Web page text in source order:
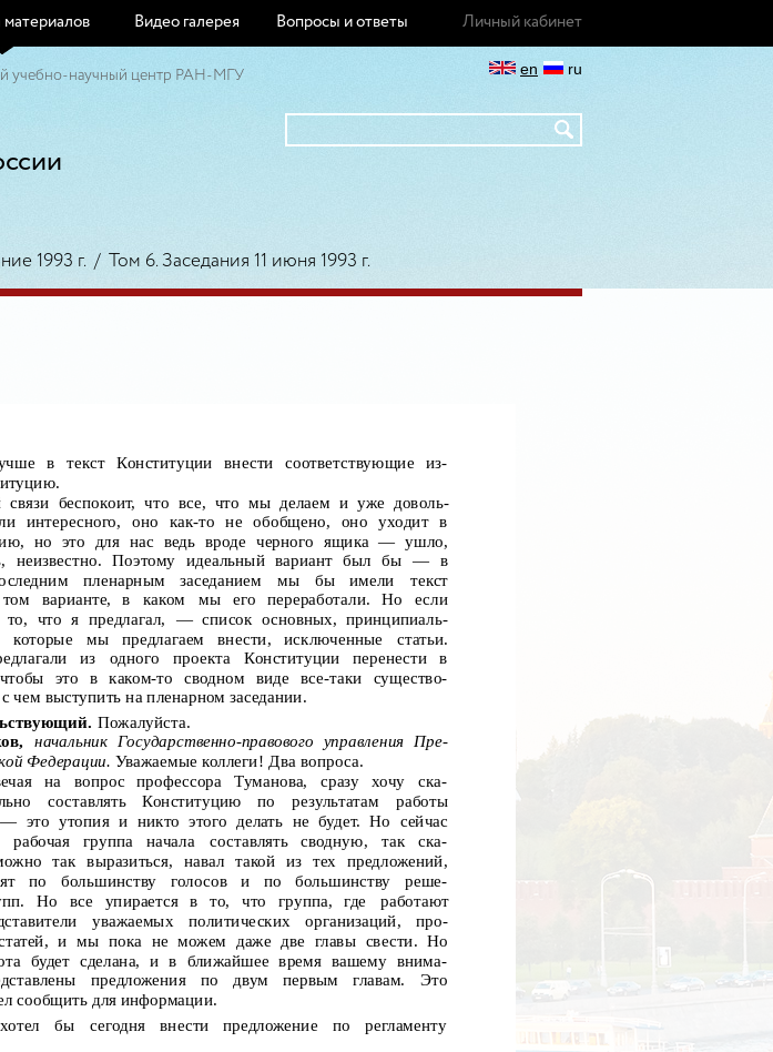
материалов Видео галерея Вопросы и ответы Личный кабинет
учебно-научный центр РАН-МГУ
ru
en
1993 г./ Том 6. Заседания 11 июня 1993 г.
в текст Конституции внести соответствующие из-
беспокоит, что все, что мы делаем и уже доволь-
интересного, оно как-то не обобщено, оно уходит в
но это для нас ведь вроде черного ящика — ушло,
неизвестно. Поэтому идеальный вариант был бы — в
пленарным заседанием мы бы имели
текст
варианте, в каком мы его переработали. Но
если
что я предлагал,
— список основных, принципиаль-
которые мы предлагаем внести, исключенные
статьи.
из одного проекта Конституции перенести
в
это в каком-то сводном виде все-таки существо-
с чем выступить на пленарном заседании.
Пожалуйста.
начальник Государственно-правового управления Пре-
Федерации. Уважаемые коллеги! Два вопроса.
на вопрос профессора Туманова, сразу хочу
ска-
составлять Конституцию по результатам
работы
— это утопия и никто этого делать не будет. Но сейчас
рабочая группа начала составлять сводную, так
ска-
так выразиться, навал такой из тех предложений,
по большинству голосов и по большинству
реше-
Но все упирается в то, что группа, где
работают
уважаемых политических организаций,
про-
и мы пока не можем даже две главы свести. Но
будет сделана, и в ближайшее время вашему внима-
предложения по двум первым главам.
Это
сообщить для информации.
хотел бы сегодня внести предложение по
регламенту